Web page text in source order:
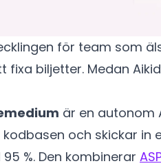
för team som
biljetter. Medan
är en autonom
och skickar in
%. Den kombinerar